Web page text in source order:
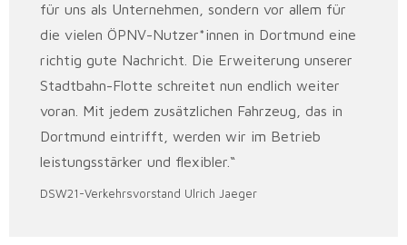
für uns als Unternehmen, sondern vor allem für
die vielen ÖPNV-Nutzer*innen in Dortmund eine
richtig gute Nachricht. Die Erweiterung unserer
Stadtbahn-Flotte schreitet nun endlich weiter
voran. Mit jedem zusätzlichen Fahrzeug, das in
Dortmund eintrifft, werden wir im Betrieb
leistungsstärker und flexibler.“
DSW21-Verkehrsvorstand Ulrich Jaeger